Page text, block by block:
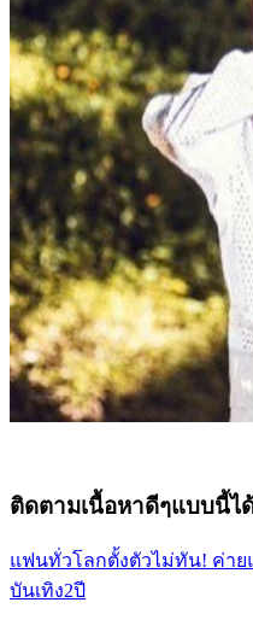
ติดตามเนื้อหาดีๆแบบนี้ไ
แฟนทั่วโลกตั้งตัวไม่ทัน! ค่า
บันเทิง2ปี